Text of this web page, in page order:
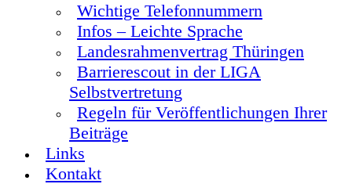
Wichtige Telefonnummern
Infos – Leichte Sprache
Landesrahmenvertrag Thüringen
Barrierescout in der LIGA
Selbstvertretung
Regeln für Veröffentlichungen Ihrer
Beiträge
Links
Kontakt